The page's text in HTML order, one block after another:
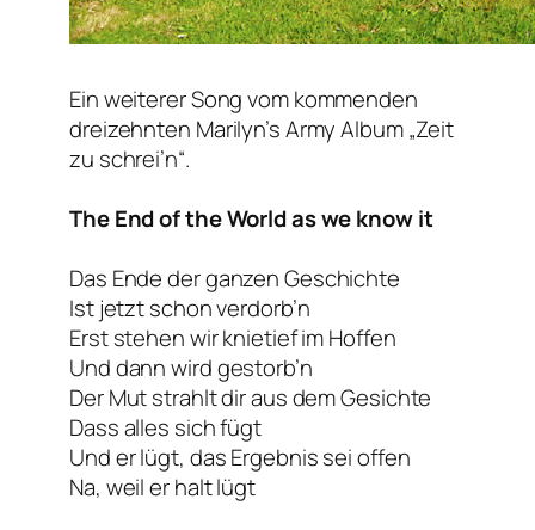
Ein weiterer Song vom kommenden
dreizehnten Marilyn’s Army Album „Zeit
zu schrei’n“.
The End of the World as we know it
Das Ende der ganzen Geschichte
Ist jetzt schon verdorb’n
Erst stehen wir knietief im Hoffen
Und dann wird gestorb’n
Der Mut strahlt dir aus dem Gesichte
Dass alles sich fügt
Und er lügt, das Ergebnis sei offen
Na, weil er halt lügt